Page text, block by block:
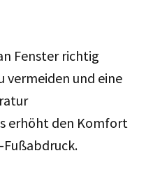
Fenster richtig
vermeiden und eine
erhöht den Komfort
Fußabdruck.